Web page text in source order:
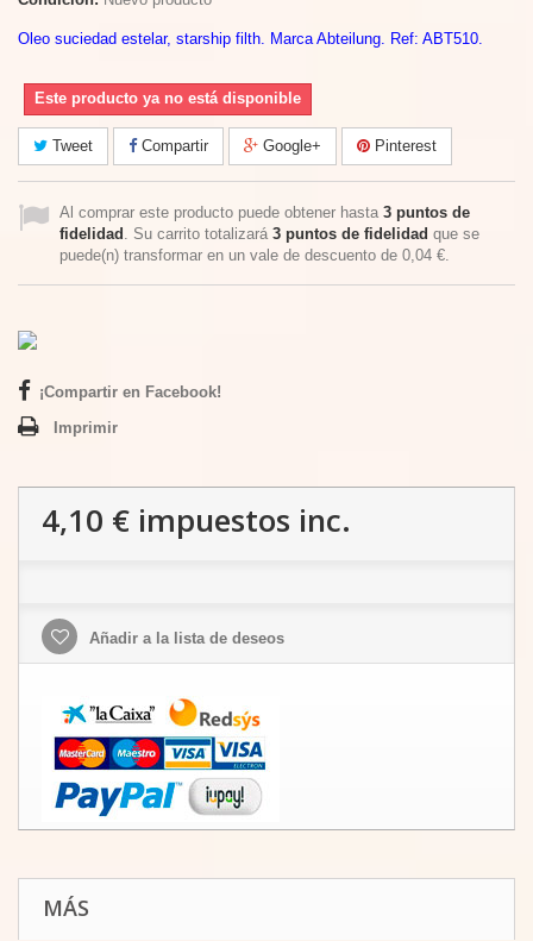
Oleo suciedad estelar, starship filth. Marca Abteilung. Ref: ABT510.
Este producto ya no está disponible
Tweet Compartir Google+ Pinterest
Al comprar este producto puede obtener hasta 3 puntos de
fidelidad . Su carrito totalizará 3 puntos de fidelidad que se
puede(n) transformar en un vale de descuento de 0,04 €.
¡Compartir en Facebook!
Imprimir
4,10 € impuestos inc.
Añadir a la lista de deseos
MÁS